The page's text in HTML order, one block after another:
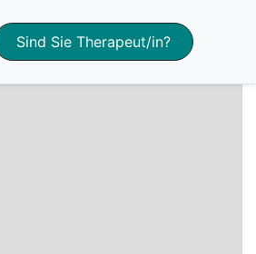
Sind Sie Therapeut/in?